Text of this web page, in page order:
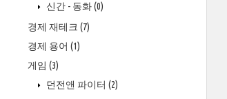
신간 - 동화(0)
경제 재테크 (7)
경제 용어 (1)
게임 (3)
던전앤 파이터 (2)